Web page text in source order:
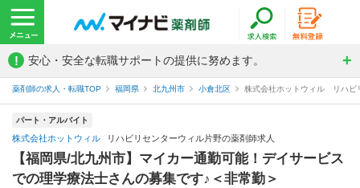
! 安心・安全な転職サポートの提供に努めます。
薬剤師の求人・転職TOP 福岡県 北九州市 小倉北区 株式会社ホットウィル リハビ
パート・アルバイト
株式会社ホットウィル リハビリセンターウィル片野の薬剤師求人
【福岡県/北九州市】マイカー通勤可能！デイサービス
での理学療法士さんの募集です♪＜非常勤＞